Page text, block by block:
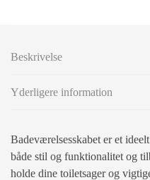
Beskrivelse
Yderligere information
Badeværelsesskabet er et
både stil og funktionalitet og
holde dine toiletsager og